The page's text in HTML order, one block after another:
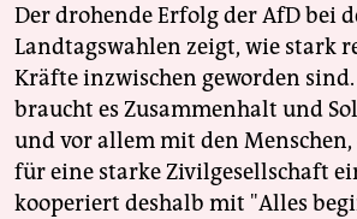
Der drohende Erfolg der AfD bei
Landtagswahlen zeigt, wie stark
Kräfte inzwischen geworden
braucht es Zusammenhalt und
und vor allem mit den
für eine starke Zivilgesellschaft
kooperiert deshalb mit "Alles